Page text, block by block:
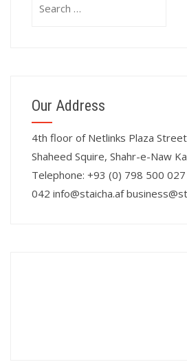
for:
Our Address
4th floor of Netlinks Plaza
Shaheed Squire, Shahr-e-Naw
Telephone: +93 (0) 798 500
042 info@staicha.af